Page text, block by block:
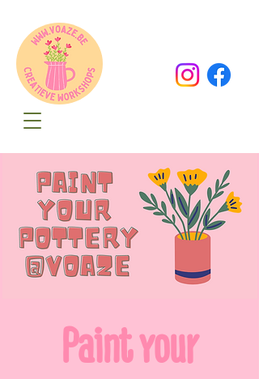
Paint your